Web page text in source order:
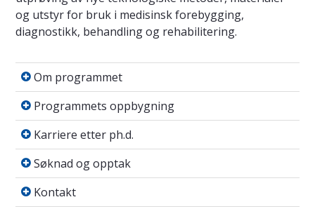
og utstyr for bruk i medisinsk forebygging,
diagnostikk, behandling og rehabilitering.
Om programmet
Om programmet
Programmets oppbygning
Programmets oppbygning
Karriere etter ph.d.
Karriere etter ph.d.
Søknad og opptak
Søknad og opptak
Kontakt
Kontakt